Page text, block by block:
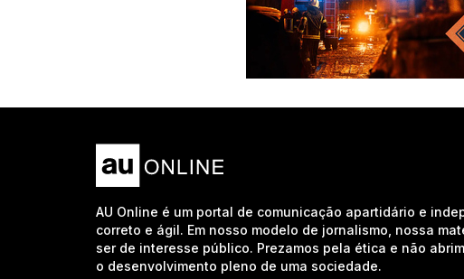
AU Online é um portal de comunicação apartidário e
correto e ágil. Em nosso modelo de jornalismo, nossa
ser de interesse público. Prezamos pela ética e não
o desenvolvimento pleno de uma sociedade.